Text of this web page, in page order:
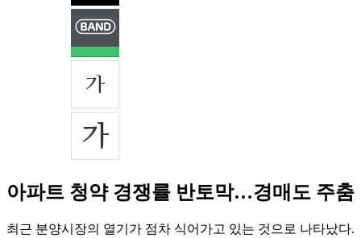
아파트 청약 경쟁률 반토막…경매도 주춤
최근 분양시장의 열기가 점차 식어가고 있는 것으로 나타났다.